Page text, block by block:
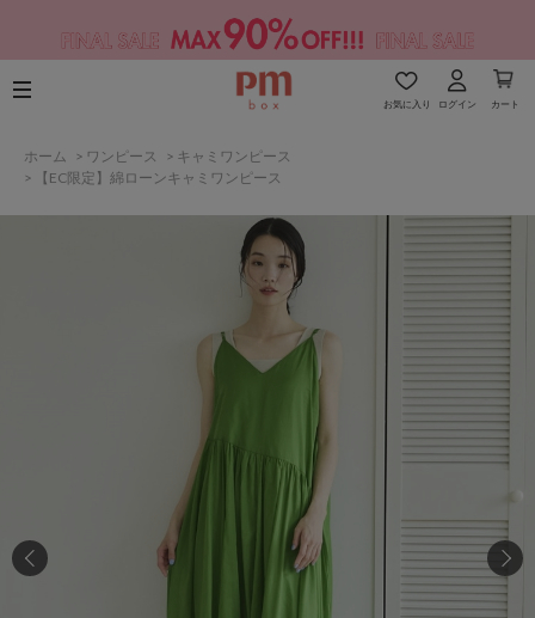
お気に入り ログイン カート
ホーム > ワンピース > キャミワンピース
>
【EC限定】綿ローンキャミワンピース